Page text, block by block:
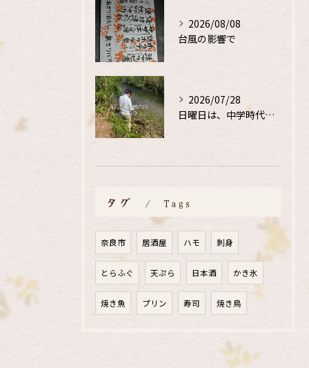
2026/08/08
台風の影響で
2026/07/28
日曜日は、中学時代の、同級生と鮎釣り
タグ Tags
奈良市 居酒屋 ハモ 刺身
とらふぐ 天ぷら 日本酒 かき氷
焼き魚 プリン 寿司 焼き鳥